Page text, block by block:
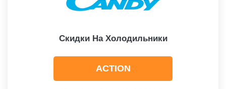
Скидки На Холодильники
ACTION